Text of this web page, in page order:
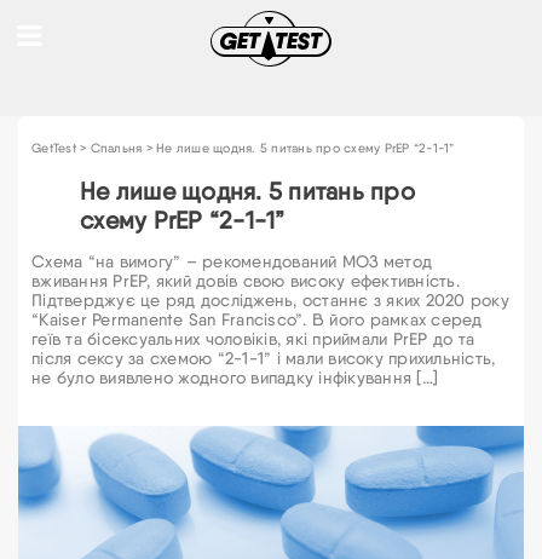
GetTest> Спальня > Не лише щодня. 5 питань про схему PrEP “2-1-1”
Не лише щодня. 5 питань про
схему PrEP “2-1-1”
Схема “на вимогу” – рекомендований МОЗ метод
вживання PrEP, який довів свою високу ефективність.
Підтверджує це ряд досліджень, останнє з яких 2020 року
“Kaiser Permanente San Francisco”. В його рамках серед
геїв та бісексуальних чоловіків, які приймали PrEP до та
після сексу за схемою “2-1-1” і мали високу прихильність,
не було виявлено жодного випадку інфікування […]